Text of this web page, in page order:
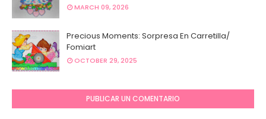
MARCH 09, 2026
Precious Moments: Sorpresa En Carretilla/
Fomiart
OCTOBER 29, 2025
PUBLICAR UN COMENTARIO